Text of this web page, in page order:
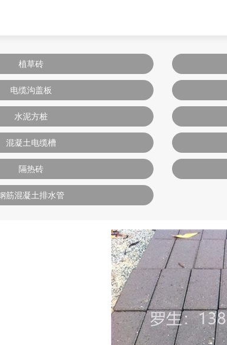
植草砖
电缆沟盖板
水泥方桩
混凝土电缆槽
隔热砖
筋混凝土排水管